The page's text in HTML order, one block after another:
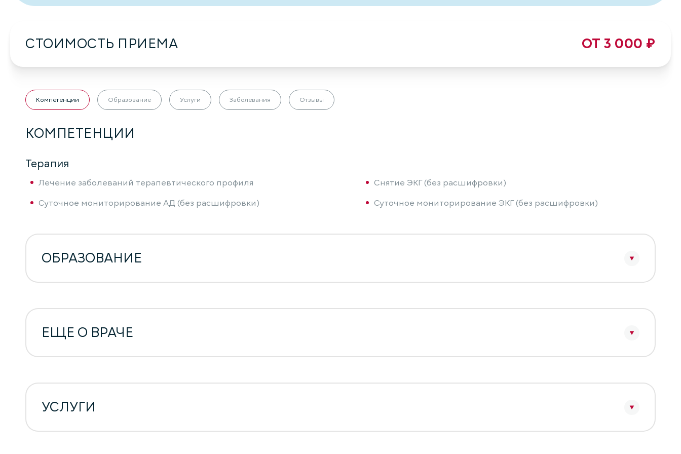
СТОИМОСТЬ ПРИЕМА ОТ 3 000 ₽
Компетенции Образование Услуги Заболевания Отзывы
КОМПЕТЕНЦИИ
Терапия
Лечение заболеваний терапевтического профиля
Снятие ЭКГ (без расшифровки)
Суточное мониторирование АД (без расшифровки)
Суточное мониторирование ЭКГ (без расшифровки)
ОБРАЗОВАНИЕ
ЕЩЕ О ВРАЧЕ
УСЛУГИ